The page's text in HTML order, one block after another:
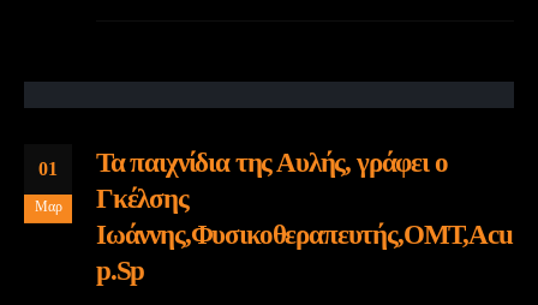
01
Μαρ
Τα παιχνίδια της Αυλής, γράφει ο
Γκέλσης
Ιωάννης,Φυσικοθεραπευτής,ΟΜΤ,Acu
p.Sp